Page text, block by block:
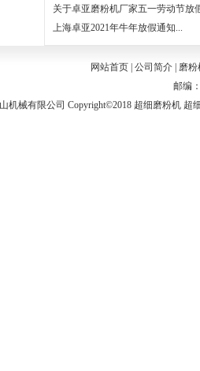
关于卓亚磨粉机厂家五一劳动节放
上海卓亚2021年牛年放假通知...
网站首页 公司简介
磨粉
邮编
机械有限公司 Copyright©2018 超细磨粉机 超